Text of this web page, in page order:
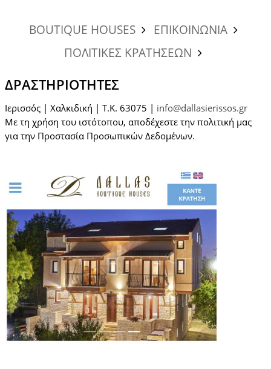
BOUTIQUE HOUSES
ΕΠΙΚΟΙΝΩΝΙΑ
ΠΟΛΙΤΙΚΕΣ ΚΡΑΤΗΣΕΩΝ
ΔΡΑΣΤΗΡΙΌΤΗΤΕΣ
Ιερισσός | Χαλκιδική | T.K. 63075 | info@dallasierissos.gr
Με τη χρήση του ιστότοπου, αποδέχεστε την πολιτική μας
για την Προστασία Προσωπικών Δεδομένων.